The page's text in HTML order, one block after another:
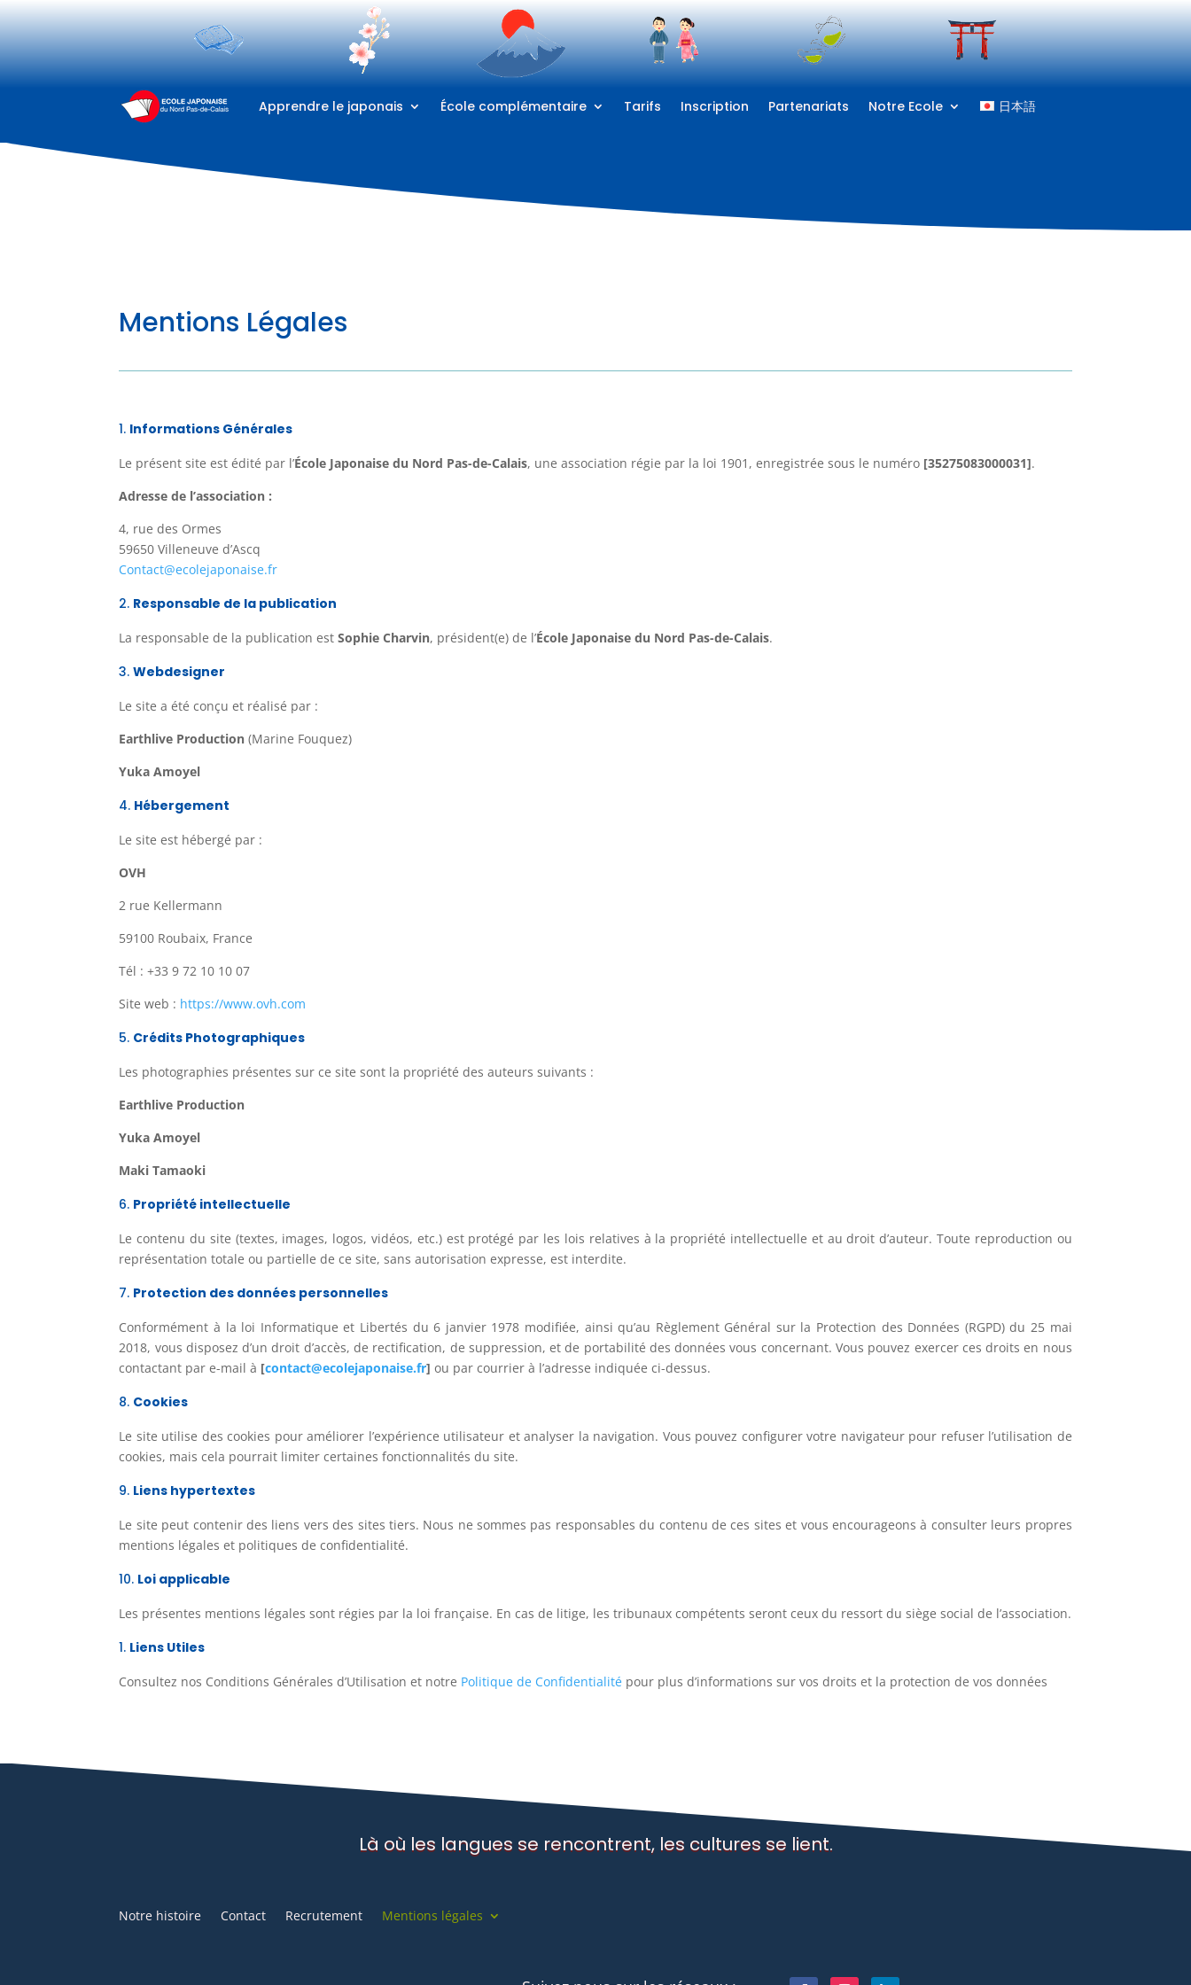
Apprendre le japonais ​École complémentaire Tarifs Inscription Partenariats Notre Ecole 日本語
Mentions Légales
Informations Générales
Le présent site est édité par l’École Japonaise du Nord Pas-de-Calais, une association régie par la loi 1901, enregistrée sous le numéro [35275083000031].
Adresse de l’association :
4, rue des Ormes
59650 Villeneuve d’Ascq
Contact@ecolejaponaise.fr
Responsable de la publication
La responsable de la publication estSophie Charvin, président(e) de l’École Japonaise du Nord Pas-de-Calais.
Webdesigner
Le site a été conçu et réalisé par :
Earthlive Production (Marine Fouquez)
Yuka Amoyel
Hébergement
Le site est hébergé par :
OVH
2 rue Kellermann
59100 Roubaix, France
Tél : +33 9 72 10 10 07
Site web : https://www.ovh.com
Crédits Photographiques
Les photographies présentes sur ce site sont la propriété des auteurs suivants :
Earthlive Production
Yuka Amoyel
Maki Tamaoki
Propriété intellectuelle
Le contenu du site (textes, images, logos, vidéos, etc.) est protégé par les lois relatives à la propriété intellectuelle et au droit d’auteur. Toute reproduction ou
représentation totale ou partielle de ce site, sans autorisation expresse, est interdite.
Protection des données personnelles
Conformément à la loi Informatique et Libertés du 6 janvier 1978 modifiée, ainsi qu’au Règlement Général sur la Protection des Données (RGPD) du 25 mai
2018, vous disposez d’un droit d’accès, de rectification, de suppression, et de portabilité des données vous concernant. Vous pouvez exercer ces droits en nous
contactant par e-mail à [contact@ecolejaponaise.fr]ou par courrier à l’adresse indiquée ci-dessus.
Cookies
Le site utilise des cookies pour améliorer l’expérience utilisateur et analyser la navigation. Vous pouvez configurer votre navigateur pour refuser l’utilisation de
cookies, mais cela pourrait limiter certaines fonctionnalités du site.
Liens hypertextes
Le site peut contenir des liens vers des sites tiers. Nous ne sommes pas responsables du contenu de ces sites et vous encourageons à consulter leurs propres
mentions légales et politiques de confidentialité.
Loi applicable
Les présentes mentions légales sont régies par la loi française. En cas de litige, les tribunaux compétents seront ceux du ressort du siège social de l’association.
Liens Utiles
Consultez nos Conditions Générales d’Utilisation et notre Politique de Confidentialité pour plus d’informations sur vos droits et la protection de vos données
Là où les langues se rencontrent, les cultures se lient.
Notre histoire Contact Recrutement Mentions légales